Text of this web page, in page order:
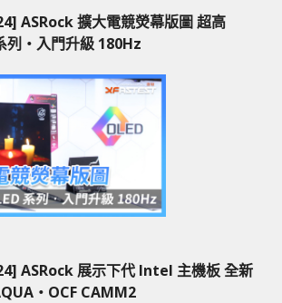
ASRock 擴大電競熒幕版圖 超高
列‧入門升級 180Hz
ASRock 展示下代 Intel 主機板 全新
CAMM2